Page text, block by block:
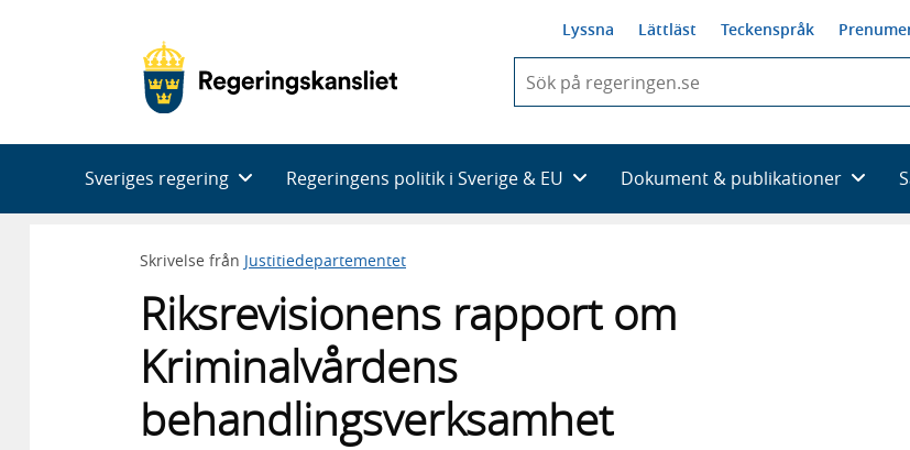
Lyssna Lättläst Teckenspråk
du
skriva
framträder
en
Sveriges regering Regeringens politik i Sverige & EU Dokument & publikationer
Skrivelse från Justitiedepartementet
Riksrevisionens rapport om
Kriminalvårdens
behandlingsverksamhet